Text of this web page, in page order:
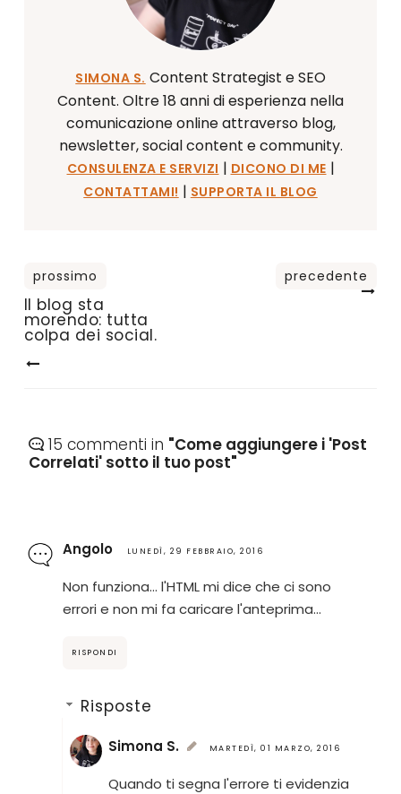
SIMONA S. Content Strategist e SEO
Content. Oltre 18 anni di esperienza nella
comunicazione online attraverso blog,
newsletter, social content e community.
CONSULENZA E SERVIZI | DICONO DI ME |
CONTATTAMI! | SUPPORTA IL BLOG
Il blog sta
morendo: tutta
colpa dei social.
15 commenti in "Come aggiungere i 'Post
Correlati' sotto il tuo post"
Angolo LUNEDÌ, 29 FEBBRAIO, 2016
Non funziona... l'HTML mi dice che ci sono
errori e non mi fa caricare l'anteprima...
RISPONDI
Risposte
Simona S. MARTEDÌ, 01 MARZO, 2016
Quando ti segna l'errore ti evidenzia